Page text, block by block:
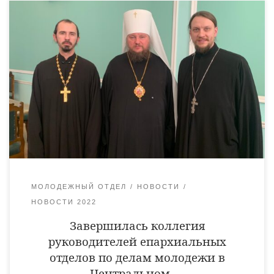
С 5 по 7 декабря 2022 года в Костроме прошла коллегия
руководителей отделов по делам молодежи епархий,
расположенных на территории Центрального федерального
округа. В мероприятии приняли участие более 30
священнослужителей, в том числе руководитель
молодежного отдела Уваровской епархии священник
Антоний Лукошин. В рамках работы коллегии
священнослужители делились опытом взаимодействия как с
церковной молодежью, так […]
МОЛОДЕЖНЫЙ ОТДЕЛ НОВОСТИ
НОВОСТИ 2022
Завершилась коллегия
руководителей епархиальных
отделов по делам молодежи в